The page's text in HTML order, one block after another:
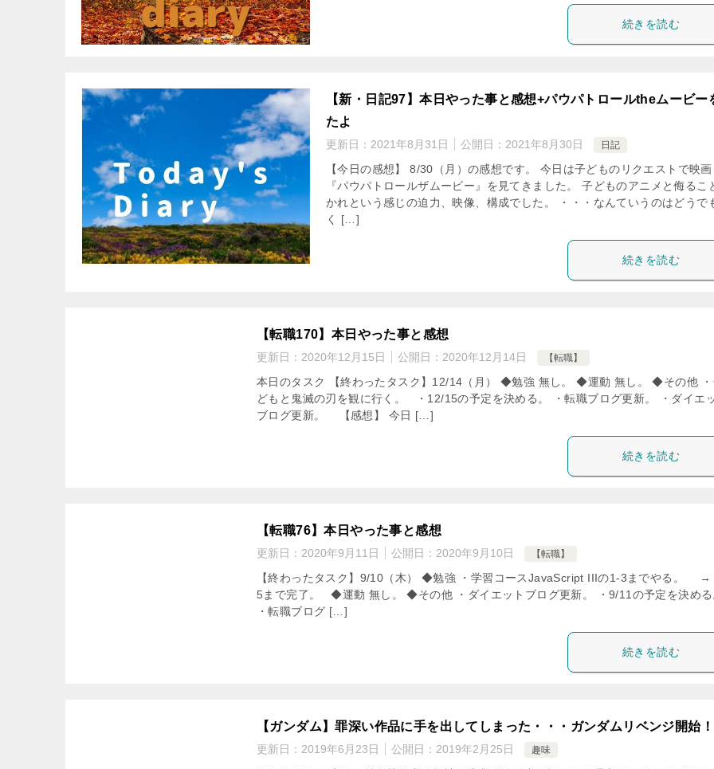
続きを読む
【新・日記97】本日やった事と感想+パウパトロールtheムービー
たよ
更新日： 2021年8月31日 公開日： 2021年8月30日 日記
【今日の感想】 8/30（月）の感想です。 今日は子どものリクエストで映画
『パウパトロールザムービー』を見てきました。 子どものアニメと侮るこ
かれという感じの迫力、映像、構成でした。 ・・・なんていうのはどうで
く […]
続きを読む
【転職170】本日やった事と感想
更新日： 2020年12月15日 公開日： 2020年12月14日 【転職】
本日のタスク 【終わったタスク】12/14（月） ◆勉強 無し。 ◆運動 無し。 ◆その他
どもと鬼滅の刃を観に行く。 ・12/15の予定を決める。 ・転職ブログ更新。 ・ダイエ
ブログ更新。 【感想】 今日 […]
続きを読む
【転職76】本日やった事と感想
更新日： 2020年9月11日 公開日： 2020年9月10日
【終わったタスク】9/10（木） ◆勉強 ・学習コースJavaScript IIIの1-3ま
る。 →：1-5まで完了。 ◆運動 無し。 ◆その他 ・ダイエットブログ更
新。 ・9/11の予定を決める。 ・転職ブログ […]
続きを読む
【ガンダム】罪深い作品に手を出してしまった・・・ガンダムリベンジ
始！